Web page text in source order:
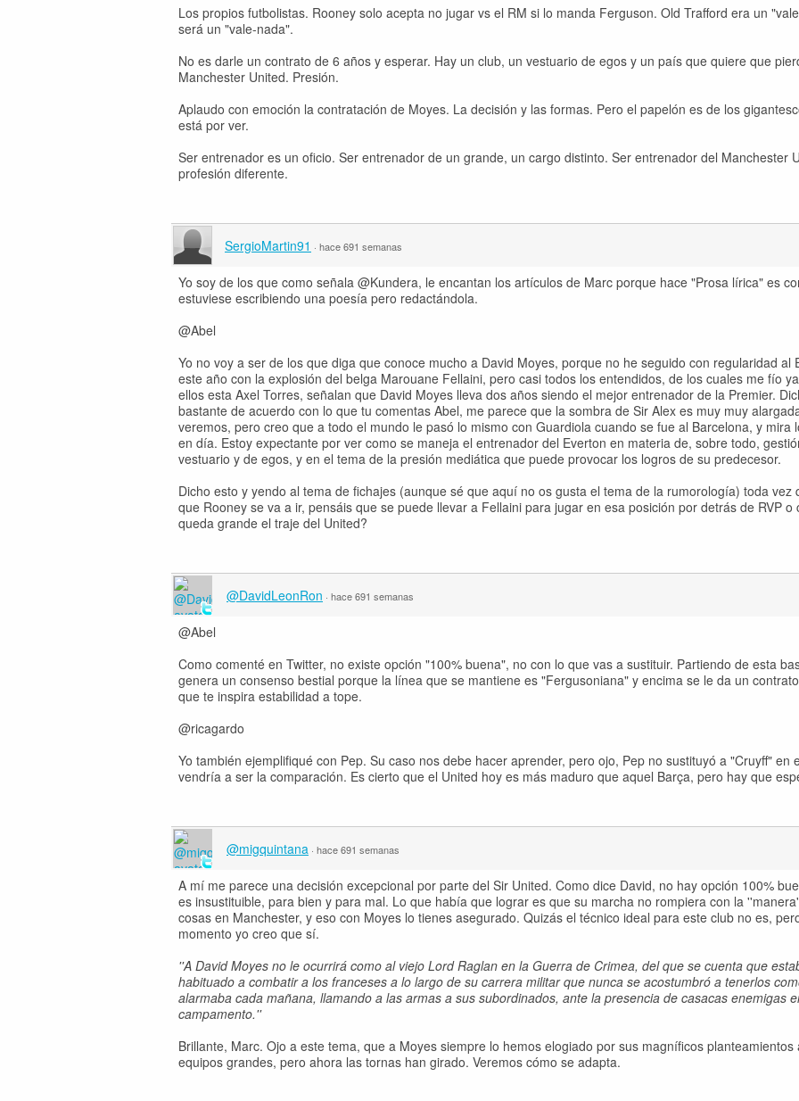
Los propios futbolistas. Rooney solo acepta no jugar vs el RM si lo manda Ferguson. Old Trafford era un
será un "vale-nada".
No es darle un contrato de 6 años y esperar. Hay un club, un vestuario de egos y un país que quiere que
Manchester United. Presión.
Aplaudo con emoción la contratación de Moyes. La decisión y las formas. Pero el papelón es de los
está por ver.
Ser entrenador es un oficio. Ser entrenador de un grande, un cargo distinto. Ser entrenador del Manchester
profesión diferente.
SergioMartin91 · hace 691 semanas
Yo soy de los que como señala @Kundera, le encantan los artículos de Marc porque hace "Prosa lírica" es
estuviese escribiendo una poesía pero redactándola.
@Abel
Yo no voy a ser de los que diga que conoce mucho a David Moyes, porque no he seguido con regularidad al
este año con la explosión del belga Marouane Fellaini, pero casi todos los entendidos, de los cuales me fío
ellos esta Axel Torres, señalan que David Moyes lleva dos años siendo el mejor entrenador de la Premier.
bastante de acuerdo con lo que tu comentas Abel, me parece que la sombra de Sir Alex es muy muy
veremos, pero creo que a todo el mundo le pasó lo mismo con Guardiola cuando se fue al Barcelona, y mira
en día. Estoy expectante por ver como se maneja el entrenador del Everton en materia de, sobre todo,
vestuario y de egos, y en el tema de la presión mediática que puede provocar los logros de su predecesor.
Dicho esto y yendo al tema de fichajes (aunque sé que aquí no os gusta el tema de la rumorología) toda vez
que Rooney se va a ir, pensáis que se puede llevar a Fellaini para jugar en esa posición por detrás de RVP o
queda grande el traje del United?
@DavidLeonRon · hace 691 semanas
@Abel
Como comenté en Twitter, no existe opción "100% buena", no con lo que vas a sustituir. Partiendo de esta
genera un consenso bestial porque la línea que se mantiene es "Fergusoniana" y encima se le da un
que te inspira estabilidad a tope.
@ricagardo
Yo también ejemplifiqué con Pep. Su caso nos debe hacer aprender, pero ojo, Pep no sustituyó a "Cruyff" en
vendría a ser la comparación. Es cierto que el United hoy es más maduro que aquel Barça, pero hay que
@migquintana · hace 691 semanas
A mí me parece una decisión excepcional por parte del Sir United. Como dice David, no hay opción 100%
es insustituible, para bien y para mal. Lo que había que lograr es que su marcha no rompiera con la
cosas en Manchester, y eso con Moyes lo tienes asegurado. Quizás el técnico ideal para este club no es,
momento yo creo que sí.
''A David Moyes no le ocurrirá como al viejo Lord Raglan en la Guerra de Crimea, del que se cuenta que
habituado a combatir a los franceses a lo largo de su carrera militar que nunca se acostumbró a tenerlos
alarmaba cada mañana, llamando a las armas a sus subordinados, ante la presencia de casacas enemigas
campamento.''
Brillante, Marc. Ojo a este tema, que a Moyes siempre lo hemos elogiado por sus magníficos planteamientos
equipos grandes, pero ahora las tornas han girado. Veremos cómo se adapta.